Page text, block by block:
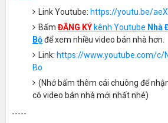
Link Youtube: https://youtu.be/
Bấm ĐĂNG KÝ kênh Youtube Nhà
Bộđể xem nhiều video bán nhà hơn.
Link: https://www.youtube.com/c/
Bo
(Nhớ bấm thêm cái chuông để
có video bán nhà mới nhất nhé)
-----